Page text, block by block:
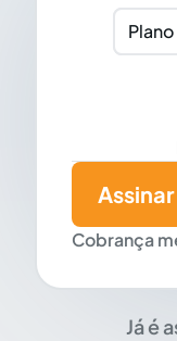
Cobrança
Assinar
Já é